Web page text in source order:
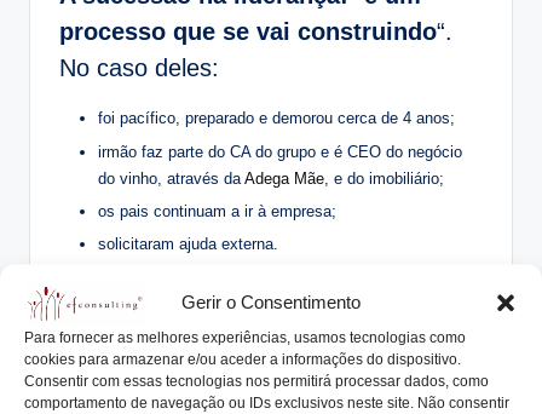
Gerir o Consentimento
Para fornecer as melhores experiências, usamos tecnologias como
cookies para armazenar e/ou aceder a informações do dispositivo.
Consentir com essas tecnologias nos permitirá processar dados, como
comportamento de navegação ou IDs exclusivos neste site. Não consentir
processo que se vai construindo“.
No caso deles:
foi pacífico, preparado e demorou cerca de 4 anos;
irmão faz parte do CA do grupo e é CEO do negócio
do vinho, através da Adega Mãe , e do imobiliário;
os pais continuam a ir à empresa;
solicitaram ajuda externa.
mas a dedicação e o amor pela empresa e negócio existe:
acorda sempre com vontade de ir trabalhar.
Se estamos a gerir bem? Estamos sempre com dúvidas.